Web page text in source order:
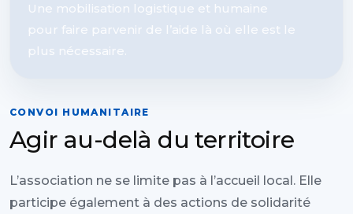
Une mobilisation logistique et humaine
pour faire parvenir de l’aide là où elle est le
plus nécessaire.
CONVOI HUMANITAIRE
Agir au-delà du territoire
L’association ne se limite pas à l’accueil local. Elle
participe également à des actions de solidarité